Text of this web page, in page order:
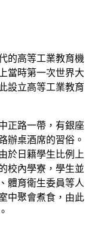
的高等工業教育機
當時第一次世界大
設立高等工業教育
正路一帶，有銀座
辦桌酒席的習俗。
於日籍學生比例上
校內學寮，學生並
體育衛生委員等人
中聚會煮食，由此